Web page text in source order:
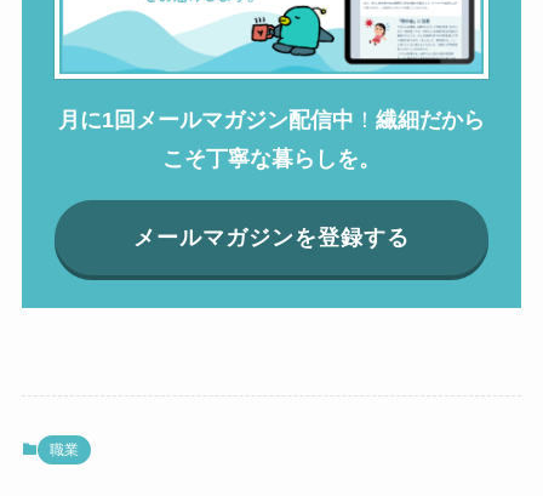
月に1回メールマガジン配信中 ！ 繊細だから
こそ丁寧な暮らしを。
メールマガジンを登録する
職業